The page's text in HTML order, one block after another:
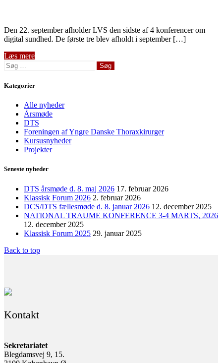
Den 22. september afholder LVS den sidste af 4 konferencer om
digital sundhed. De første tre blev afholdt i september […]
Læs mere
Søg
Kategorier
Alle nyheder
Årsmøde
DTS
Foreningen af Yngre Danske Thoraxkirurger
Kursusnyheder
Projekter
Seneste nyheder
DTS årsmøde d. 8. maj 2026 17. februar 2026
Klassisk Forum 2026 2. februar 2026
DCS/DTS fællesmøde d. 8. januar 2026 12. december 2025
NATIONAL TRAUME KONFERENCE 3-4 MARTS, 2026
12. december 2025
Klassisk Forum 2025 29. januar 2025
Back to top
Kontakt
Sekretariatet
Blegdamsvej 9, 15.